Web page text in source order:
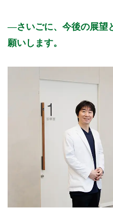
さいごに、今後の展望
願いします。